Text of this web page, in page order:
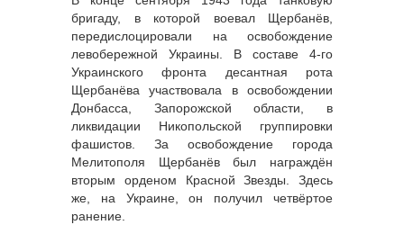
бригаду, в которой воевал Щербанёв,
передислоцировали на освобождение
левобережной Украины. В составе 4-го
Украинского фронта десантная рота
Щербанёва участвовала в освобождении
Донбасса, Запорожской области, в
ликвидации Никопольской группировки
фашистов. За освобождение города
Мелитополя Щербанёв был награждён
вторым орденом Красной Звезды. Здесь
же, на Украине, он получил четвёртое
ранение.